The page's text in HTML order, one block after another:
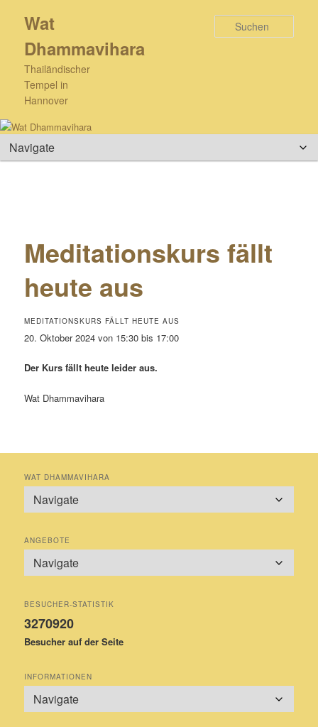
primären
springen
Wat
Dhammavihara
Thailändischer
Tempel in
Hannover
Hauptmenü
Meditationskurs fällt
heute aus
MEDITATIONSKURS FÄLLT HEUTE AUS
20. Oktober 2024 von 15:30 bis 17:00
Der Kurs fällt heute leider aus.
Wat Dhammavihara
WAT DHAMMAVIHARA
ANGEBOTE
BESUCHER-STATISTIK
3270920
Besucher auf der Seite
INFORMATIONEN